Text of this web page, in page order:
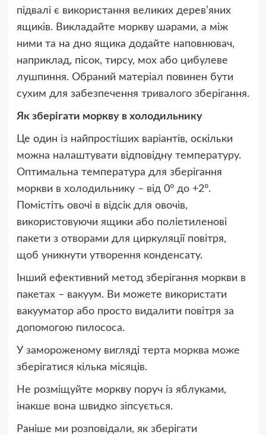
підвалі є використання великих дерев’яних
ящиків. Викладайте моркву шарами, а між
ними та на дно ящика додайте наповнювач,
наприклад, пісок, тирсу, мох або цибулеве
лушпиння. Обраний матеріал повинен бути
сухим для забезпечення тривалого зберігання.
Як зберігати моркву в холодильнику
Це один із найпростіших варіантів, оскільки
можна налаштувати відповідну температуру.
Оптимальна температура для зберігання
моркви в холодильнику – від 0° до +2°.
Помістіть овочі в відсік для овочів,
використовуючи ящики або поліетиленові
пакети з отворами для циркуляції повітря,
щоб уникнути утворення конденсату.
Інший ефективний метод зберігання моркви в
пакетах – вакуум. Ви можете використати
вакууматор або просто видалити повітря за
допомогою пилососа.
У замороженому вигляді терта морква може
зберігатися кілька місяців.
Не розміщуйте моркву поруч із яблуками,
інакше вона швидко зіпсується.
Раніше ми розповідали, як зберігати